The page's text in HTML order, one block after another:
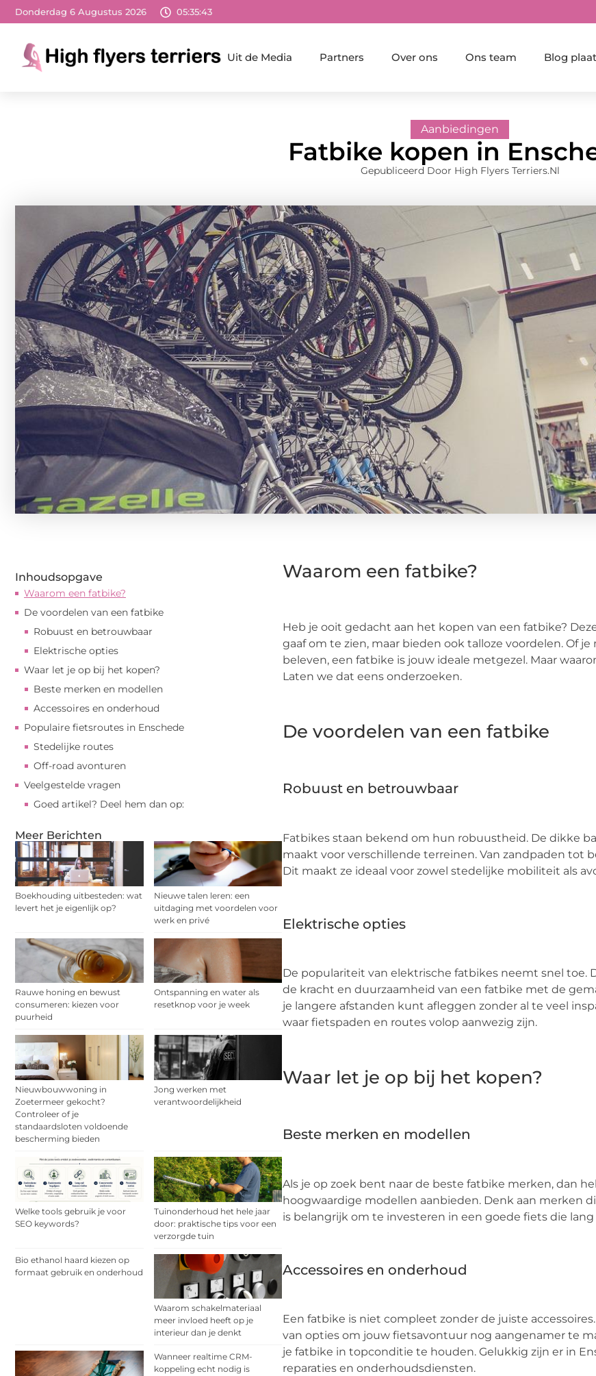
Donderdag 6 Augustus 2026 05:35:45
Uit de Media Partners Over ons Ons team Blog
Aanbiedingen
Fatbike kopen in
Gepubliceerd Door High Flyers Terriers.nl
Inhoudsopgave
Waarom een fatbike?
De voordelen van een fatbike
Robuust en betrouwbaar
Elektrische opties
Waar let je op bij het kopen?
Beste merken en modellen
Accessoires en onderhoud
Populaire fietsroutes in Enschede
Stedelijke routes
Off-road avonturen
Veelgestelde vragen
Goed artikel? Deel hem dan op:
Meer Berichten
Boekhouding uitbesteden: wat
levert het je eigenlijk op?
Nieuwe talen leren: een
uitdaging met voordelen voor
werk en privé
Rauwe honing en bewust
consumeren: kiezen voor
puurheid
Ontspanning en water als
resetknop voor je week
Nieuwbouwwoning in
Zoetermeer gekocht?
Controleer of je
standaardsloten voldoende
bescherming bieden
Jong werken met
verantwoordelijkheid
Welke tools gebruik je voor
SEO keywords?
Tuinonderhoud het hele jaar
door: praktische tips voor een
verzorgde tuin
Bio ethanol haard kiezen op
formaat gebruik en onderhoud
Waarom schakelmateriaal
meer invloed heeft op je
interieur dan je denkt
Wanneer realtime CRM-
koppeling echt nodig is
Waarom een fatbike?
Heb je ooit gedacht aan het kopen van een fatbike?
gaaf om te zien, maar bieden ook talloze voordelen. Of
beleven, een fatbike is jouw ideale metgezel. Maar
Laten we dat eens onderzoeken.
De voordelen van een fatbike
Robuust en betrouwbaar
Fatbikes staan bekend om hun robuustheid. De dikke
maakt voor verschillende terreinen. Van zandpaden tot
Dit maakt ze ideaal voor zowel stedelijke mobiliteit als
Elektrische opties
De populariteit van elektrische fatbikes neemt snel
de kracht en duurzaamheid van een fatbike met de
je langere afstanden kunt afleggen zonder al te veel
waar fietspaden en routes volop aanwezig zijn.
Waar let je op bij het kopen?
Beste merken en modellen
Als je op zoek bent naar de beste fatbike merken, dan
hoogwaardige modellen aanbieden. Denk aan merken
is belangrijk om te investeren in een goede fiets die
Accessoires en onderhoud
Een fatbike is niet compleet zonder de juiste
van opties om jouw fietsavontuur nog aangenamer te
je fatbike in topconditie te houden. Gelukkig zijn er in
reparaties en onderhoudsdiensten.